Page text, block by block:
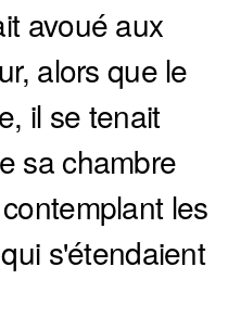
avoué aux
alors que le
il se tenait
sa chambre
les
s'étendaient